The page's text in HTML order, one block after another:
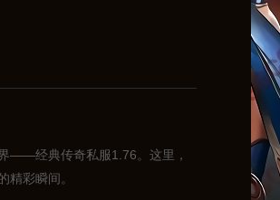
——经典传奇私服1.76。这里，
彩瞬间。